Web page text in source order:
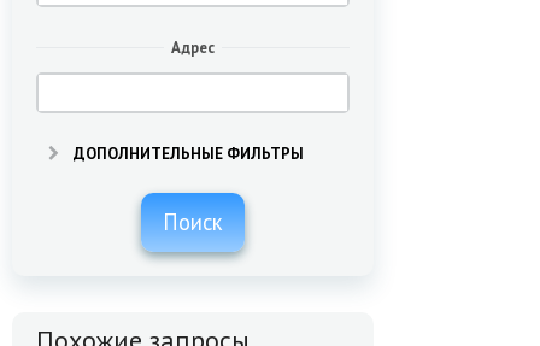
Адрес
ДОПОЛНИТЕЛЬНЫЕ ФИЛЬТРЫ
Поиск